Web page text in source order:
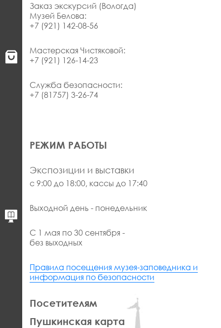
Заказ экскурсий (Вологда)
Музей Белова:
+7 (921) 142-08-56
Мастерская Чистяковой:
+7 (921) 126-14-23
Служба безопасности:
+7 (81757) 3-26-74
РЕЖИМ РАБОТЫ
Экспозиции и выставки
с 9:00 до 18:00, кассы до 17:40
Выходной день - понедельник
С 1 мая по 30 сентября -
без выходных
Правила посещения музея-заповедника и
информация по безопасности
ЛЕВАЯ
ЧАСТЬ
ФУТЕР
Посетителям
Пушкинская карта